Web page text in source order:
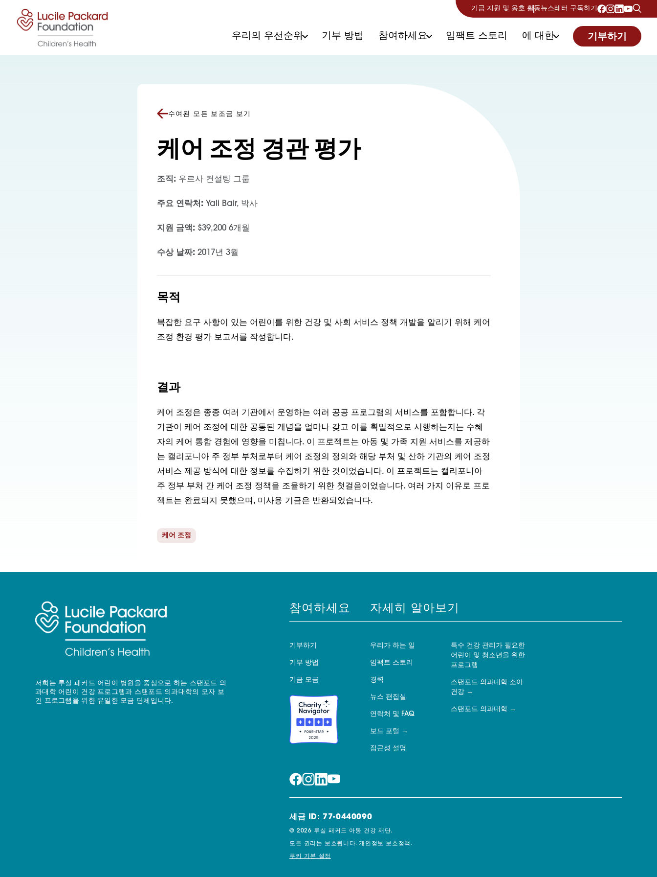
콘텐츠로 건너뛰기 기금 지원 및 옹호 활동뉴스레터 구독하기
우리의 우선순위 기부 방법 참여하세요 임팩트 스토리 에 대한 기부하기
수여된 모든 보조금 보기
케어 조정 경관 평가
조직:우르사 컨설팅 그룹
주요 연락처:Yali Bair, 박사
지원 금액:$39,200 6개월
수상 날짜: 2017년 3월
목적
복잡한 요구 사항이 있는 어린이를 위한 건강 및 사회 서비스 정책 개발을 알리기 위해 케어
조정 환경 평가 보고서를 작성합니다.
결과
케어 조정은 종종 여러 기관에서 운영하는 여러 공공 프로그램의 서비스를 포함합니다. 각
기관이 케어 조정에 대한 공통된 개념을 얼마나 갖고 이를 획일적으로 시행하는지는 수혜
자의 케어 통합 경험에 영향을 미칩니다. 이 프로젝트는 아동 및 가족 지원 서비스를 제공하
는 캘리포니아 주 정부 부처로부터 케어 조정의 정의와 해당 부처 및 산하 기관의 케어 조정
서비스 제공 방식에 대한 정보를 수집하기 위한 것이었습니다. 이 프로젝트는 캘리포니아
주 정부 부처 간 케어 조정 정책을 조율하기 위한 첫걸음이었습니다. 여러 가지 이유로 프로
젝트는 완료되지 못했으며, 미사용 기금은 반환되었습니다.
케어 조정
저희는 루실 패커드 어린이 병원을 중심으로 하는 스탠포드 의
과대학 어린이 건강 프로그램과 스탠포드 의과대학의 모자 보
건 프로그램을 위한 유일한 모금 단체입니다.
참여하세요
기부하기
기부 방법
기금 모금
자세히 알아보기
우리가 하는 일
임팩트 스토리
경력
뉴스 편집실
연락처 및 FAQ
보드 포털
접근성 설명
특수 건강 관리가 필요한
어린이 및 청소년을 위한
프로그램
스탠포드 의과대학 소아
건강
스탠포드 의과대학
세금 ID: 77-0440090
© 2026 루실 패커드 아동 건강 재단.
모든 권리는 보호됩니다.개인정보 보호정책.
쿠키 기본 설정